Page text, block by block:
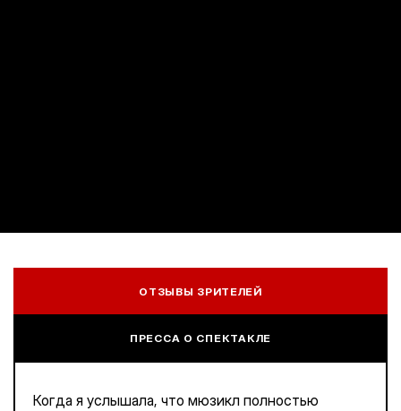
ОТЗЫВЫ ЗРИТЕЛЕЙ
ПРЕССА О СПЕКТАКЛЕ
Когда я услышала, что мюзикл полностью